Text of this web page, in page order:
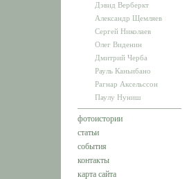
Дэвид Верберкт
Александр Щемляев
Сергей Николаев
Олег Виденин
Дмитрий Черба
Рауль Каньибано
Рагнар Аксельссон
Паулу Нуниш
фотоистории
статьи
события
контакты
карта сайта